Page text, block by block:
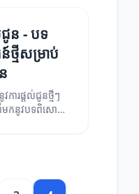
ជូន - បទ
មីសម្រាប់
វការផ្តល់ជូនថ្មីៗ
កនូវបទពិសោធន៍